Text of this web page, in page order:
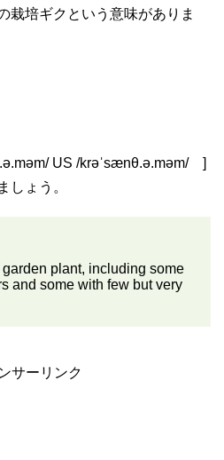
栽培ギクという意味がありま
US /krəˈsænθ.ə.məm/ ]
しょう。
plant, including some
and some with few but very
サーリンク